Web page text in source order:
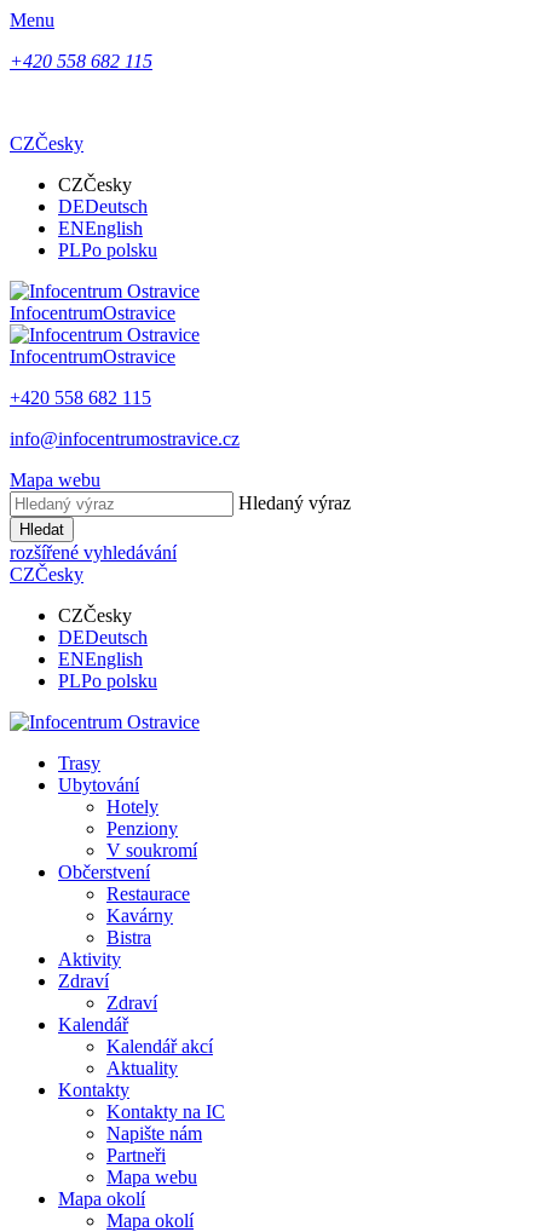
Menu
+420 558 682 115
CZČesky
CZČesky
DEDeutsch
ENEnglish
PLPo polsku
InfocentrumOstravice
InfocentrumOstravice
+420 558 682 115
info@infocentrumostravice.cz
Mapa webu
Hledaný výraz
Hledat
rozšířené vyhledávání
CZČesky
CZČesky
DEDeutsch
ENEnglish
PLPo polsku
Trasy
Ubytování
Hotely
Penziony
V soukromí
Občerstvení
Restaurace
Kavárny
Bistra
Aktivity
Zdraví
Zdraví
Kalendář
Kalendář akcí
Aktuality
Kontakty
Kontakty na IC
Napište nám
Partneři
Mapa webu
Mapa okolí
Mapa okolí